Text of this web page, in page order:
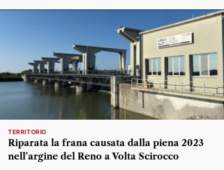
TERRITORIO
Riparata la frana causata dalla piena 2023
nell’argine del Reno a Volta Scirocco